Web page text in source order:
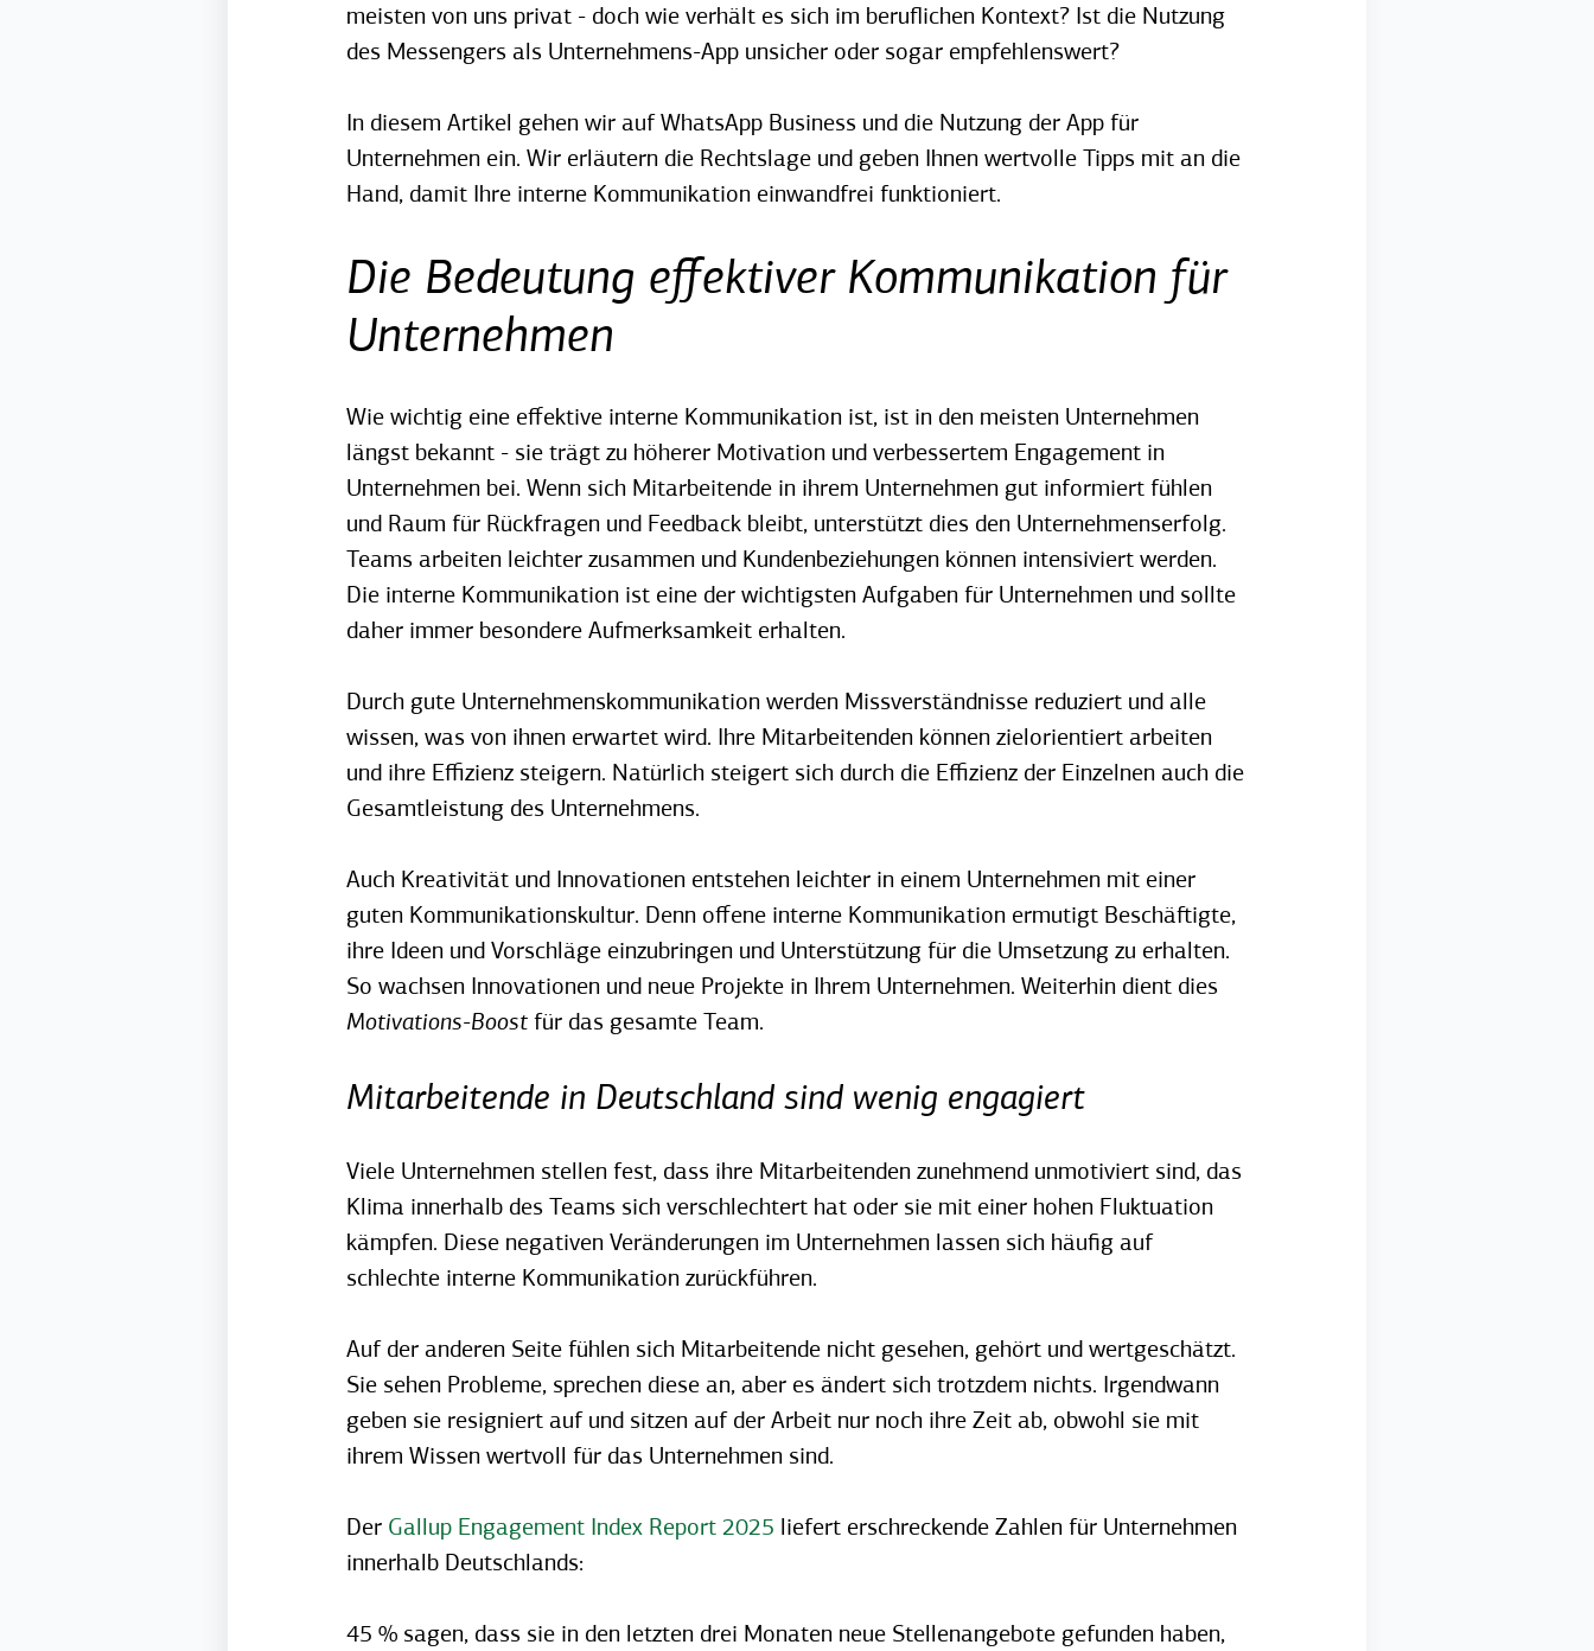
meisten von uns privat - doch wie verhält es sich im beruflichen Kontext? Ist die Nutzung
des Messengers als Unternehmens-App unsicher oder sogar empfehlenswert?
In diesem Artikel gehen wir auf WhatsApp Business und die Nutzung der App für
Unternehmen ein. Wir erläutern die Rechtslage und geben Ihnen wertvolle Tipps mit an die
Hand, damit Ihre interne Kommunikation einwandfrei funktioniert.
Die Bedeutung effektiver Kommunikation für
Unternehmen
Wie wichtig eine effektive interne Kommunikation ist, ist in den meisten Unternehmen
längst bekannt - sie trägt zu höherer Motivation und verbessertem Engagement in
Unternehmen bei. Wenn sich Mitarbeitende in ihrem Unternehmen gut informiert fühlen
und Raum für Rückfragen und Feedback bleibt, unterstützt dies den Unternehmenserfolg.
Teams arbeiten leichter zusammen und Kundenbeziehungen können intensiviert werden.
Die interne Kommunikation ist eine der wichtigsten Aufgaben für Unternehmen und sollte
daher immer besondere Aufmerksamkeit erhalten.
Durch gute Unternehmenskommunikation werden Missverständnisse reduziert und alle
wissen, was von ihnen erwartet wird. Ihre Mitarbeitenden können zielorientiert arbeiten
und ihre Effizienz steigern. Natürlich steigert sich durch die Effizienz der Einzelnen auch die
Gesamtleistung des Unternehmens.
Auch Kreativität und Innovationen entstehen leichter in einem Unternehmen mit einer
guten Kommunikationskultur. Denn offene interne Kommunikation ermutigt Beschäftigte,
ihre Ideen und Vorschläge einzubringen und Unterstützung für die Umsetzung zu erhalten.
So wachsen Innovationen und neue Projekte in Ihrem Unternehmen. Weiterhin dient dies
Motivations-Boost für das gesamte Team.
Mitarbeitende in Deutschland sind wenig engagiert
Viele Unternehmen stellen fest, dass ihre Mitarbeitenden zunehmend unmotiviert sind, das
Klima innerhalb des Teams sich verschlechtert hat oder sie mit einer hohen Fluktuation
kämpfen. Diese negativen Veränderungen im Unternehmen lassen sich häufig auf
schlechte interne Kommunikation zurückführen.
Auf der anderen Seite fühlen sich Mitarbeitende nicht gesehen, gehört und wertgeschätzt.
Sie sehen Probleme, sprechen diese an, aber es ändert sich trotzdem nichts. Irgendwann
geben sie resigniert auf und sitzen auf der Arbeit nur noch ihre Zeit ab, obwohl sie mit
ihrem Wissen wertvoll für das Unternehmen sind.
Der Gallup Engagement Index Report 2025 liefert erschreckende Zahlen für Unternehmen
innerhalb Deutschlands:
45 % sagen, dass sie in den letzten drei Monaten neue Stellenangebote gefunden haben,